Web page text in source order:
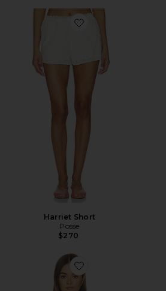
Favorite Harriet Short
Harriet Short
Posse
$270
Favorite Jette Denim Shirt